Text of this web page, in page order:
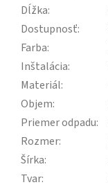
Dĺžka:
Dostupnosť:
Farba:
Inštalácia:
Materiál:
Objem:
Priemer odpadu:
Rozmer:
Šírka:
Tvar: